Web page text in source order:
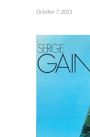
October 7, 2021